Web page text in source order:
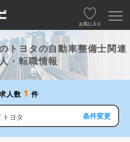
お気に入り
トヨタの自動車整備士関連
・転職情報
人数 1 件
トヨタ 条件変更